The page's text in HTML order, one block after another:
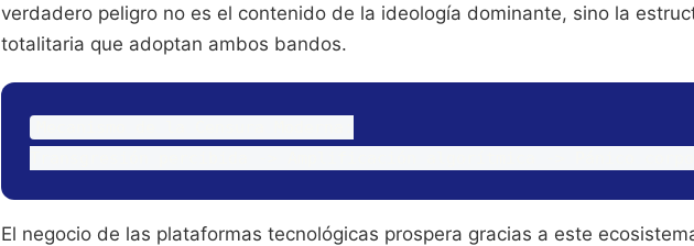
verdadero peligro no es el contenido de la ideología dominante, sino la
totalitaria que adoptan ambos bandos.
El negocio de las plataformas tecnológicas prospera gracias a este